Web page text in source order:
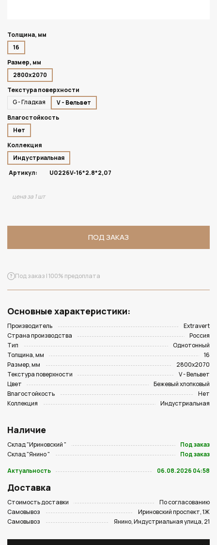
Толщина, мм
16
Размер, мм
2800х2070
Текстура поверхности
G - Гладкая
V - Вельвет
Влагостойкость
Нет
Коллекция
Индустриальная
Артикул:
U0226V-16*2.8*2,07
цена за 1 шт
ПОД ЗАКАЗ
Под заказ | 100% предоплата
Основные характеристики:
Производитель
Extravert
Страна производства
Россия
Тип
Однотонный
Толщина, мм
16
Размер, мм
2800х2070
Текстура поверхности
V - Вельвет
Цвет
Бежевый хлопковый
Влагостойкость
Нет
Коллекция
Индустриальная
Наличие
Склад "Ириновский "
Под заказ
Склад "Янино "
Под заказ
Актуальность
06.08.2026 04:58
Доставка
Стоимость доставки
По согласованию
Самовывоз
Ириновский проспект, 1Ж
Самовывоз
Янино, Индустриальная улица, 21